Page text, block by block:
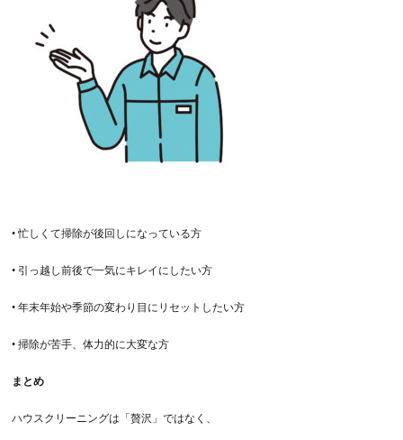
• 忙しくて掃除が後回しになっている方
• 引っ越し前後で一気にキレイにしたい方
• 年末年始や季節の変わり目にリセットしたい方
• 掃除が苦手、体力的に大変な方
まとめ
ハウスクリーニングは「贅沢」ではなく、